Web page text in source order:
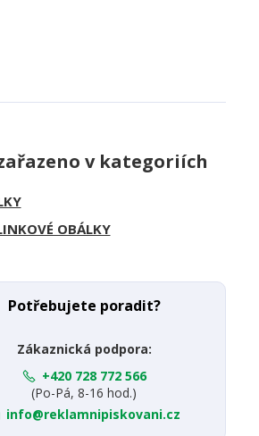
v kategoriích
OBÁLKY
Potřebujete poradit?
Zákaznická podpora:
+420 728 772 566
(Po-Pá, 8-16 hod.)
info@reklamnipiskovani.cz